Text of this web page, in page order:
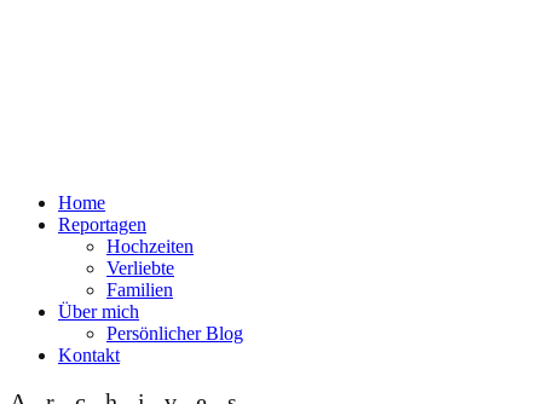
Home
Reportagen
Hochzeiten
Verliebte
Familien
Über mich
Persönlicher Blog
Kontakt